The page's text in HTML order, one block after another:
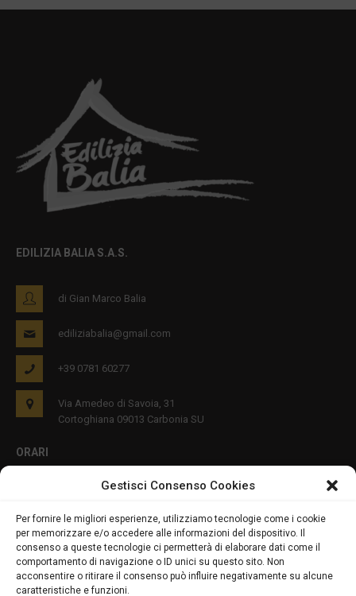
Gestisci Consenso Cookies
Per fornire le migliori esperienze, utilizziamo tecnologie come i cookie
per memorizzare e/o accedere alle informazioni del dispositivo. Il
consenso a queste tecnologie ci permetterà di elaborare dati come il
comportamento di navigazione o ID unici su questo sito. Non
acconsentire o ritirare il consenso può influire negativamente su alcune
caratteristiche e funzioni.
EDILIZIA BALIA S.A.S.
di Gian Marco Balia
ediliziabalia@gmail.com
+39 0781 60277
Via Amedeo di Savoia, 31
Cortoghiana 09013 Carbonia SU
ORARI
PRIVACY E COOKIES